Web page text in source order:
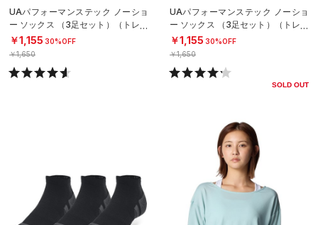
UAパフォーマンステック ノーショ
ー ソックス （3足セット）（トレー
ニング/UNISEX）
￥1,155 30%OFF
￥1,650
UAパフォーマンステック ノーショ
ー ソックス （3足セット）（トレー
ニング/UNISEX）
￥1,155 30%OFF
￥1,650
SOLD OUT